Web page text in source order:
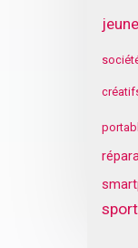
sport